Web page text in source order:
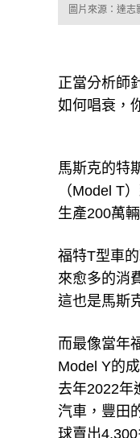
圖片來源：達志
正當分析師
如何唱衰，
馬斯克的特
（Model T
生產200萬
福特T型車
來愈多的消
這也是馬斯
而最像當年
Model Y的
去年2022年
汽車，豐田
球賣出4,300